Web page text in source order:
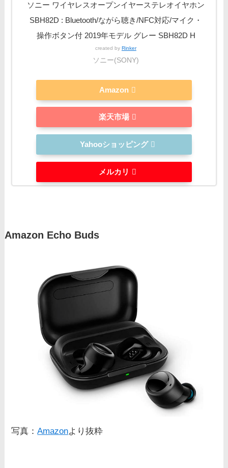
ソニー ワイヤレスオープンイヤーステレオイヤホン
SBH82D : Bluetooth/ながら聴き/NFC対応/マイク・
操作ボタン付 2019年モデル グレー SBH82D H
created by Rinker
ソニー(SONY)
Amazon
楽天市場
Yahooショッピング
メルカリ
Amazon Echo Buds
写真：Amazonより抜粋